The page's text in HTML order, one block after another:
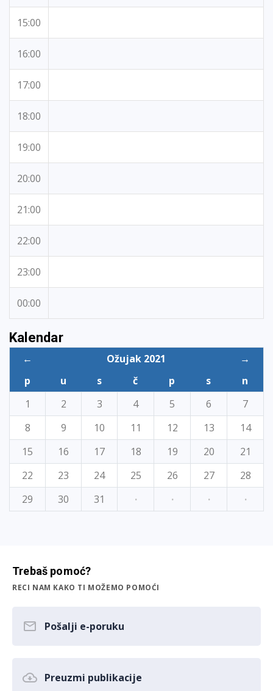
15:00
16:00
17:00
18:00
19:00
20:00
21:00
22:00
23:00
00:00
Kalendar
← Ožujak 2021
→
p
u s č p s
n
1
2 3 4 5 6
7
8
9 10 11 12 13
14
15
16 17 18 19 20
21
22
23 24 25 26 27
28
29
30 31 · · · ·
Trebaš pomoć?
RECI NAM KAKO TI MOŽEMO POMOĆI
Pošalji e-poruku
Preuzmi publikacije